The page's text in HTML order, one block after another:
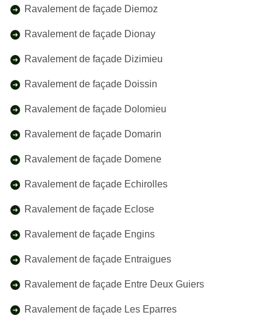
Ravalement de façade Diemoz
Ravalement de façade Dionay
Ravalement de façade Dizimieu
Ravalement de façade Doissin
Ravalement de façade Dolomieu
Ravalement de façade Domarin
Ravalement de façade Domene
Ravalement de façade Echirolles
Ravalement de façade Eclose
Ravalement de façade Engins
Ravalement de façade Entraigues
Ravalement de façade Entre Deux Guiers
Ravalement de façade Les Eparres